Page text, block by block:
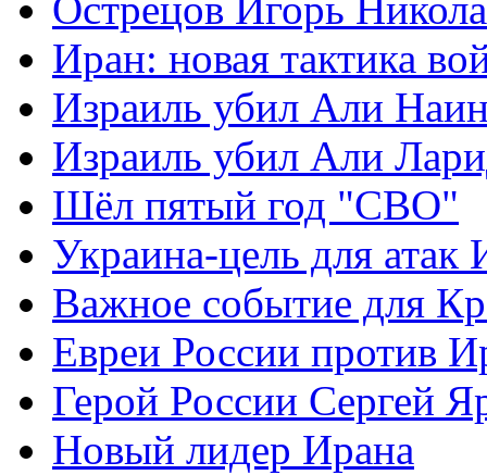
Иран: новая тактика
Израиль убил Али
Израиль убил Али
Шёл пятый год "СВО"
Украина-цель для атак
Важное событие для
Евреи России против
Герой России Сергей
Новый лидер Ирана